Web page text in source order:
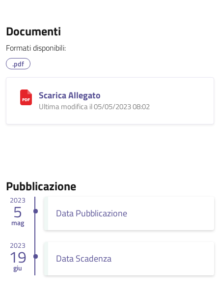
Documenti
Formati disponibili:
.pdf
Scarica Allegato
Ultima modifica il 05/05/2023 08:02
Pubblicazione
2023
5
mag
Data Pubblicazione
2023
19
giu
Data Scadenza